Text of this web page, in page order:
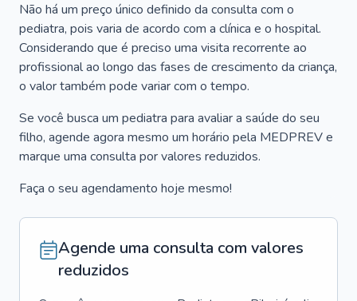
Não há um preço único definido da consulta com o
pediatra, pois varia de acordo com a clínica e o hospital.
Considerando que é preciso uma visita recorrente ao
profissional ao longo das fases de crescimento da criança,
o valor também pode variar com o tempo.
Se você busca um pediatra para avaliar a saúde do seu
filho, agende agora mesmo um horário pela MEDPREV e
marque uma consulta por valores reduzidos.
Faça o seu agendamento hoje mesmo!
Agende uma consulta com valores
reduzidos